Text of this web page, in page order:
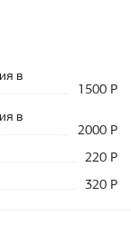
в
1500 Р
в
2000 Р
220 Р
320 Р